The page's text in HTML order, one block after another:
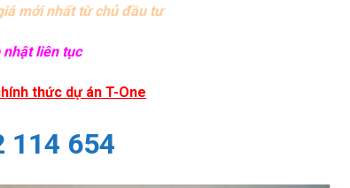
mới nhất từ chủ đầu tư
nhật liên tục
thức dự án T-One
114 654